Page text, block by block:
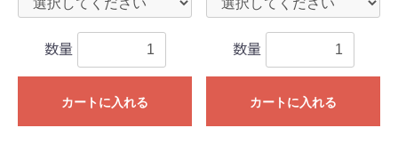
数量
カートに入れる
数量
カートに入れる